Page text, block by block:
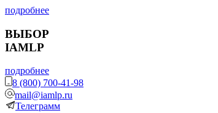
подробнее
ВЫБОР
IAMLP
подробнее
8 (800) 700-41-98
mail@iamlp.ru
Телеграмм